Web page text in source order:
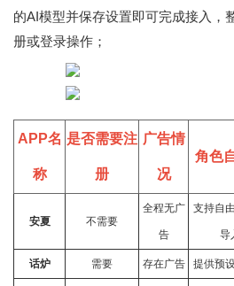
的AI模型并保存设置即可完成接入，
册或登录操作；
APP名
称
是否需要注
册
广告情
况
角色
安夏 不需要
全程无广
告
支持自
导
话炉 需要 存在广告 提供预